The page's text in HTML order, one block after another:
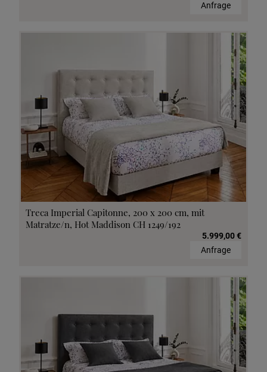
Anfrage
Treca Imperial Capitonne, 200 x 200 cm, mit
Matratze/n, Hot Maddison CH 1249/192
5.999,00 €
Anfrage